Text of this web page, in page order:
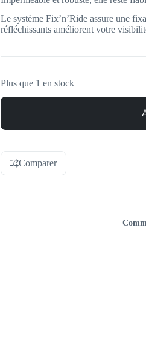
Le système Fix’n’Ride assure une
réfléchissants améliorent votre
Plus que 1 en stock
Comparer